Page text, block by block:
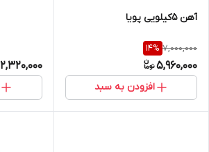
آهن 5کیلویی پویا
7,000,000
14%
5,960,000
افزودن به سبد
2,320,000